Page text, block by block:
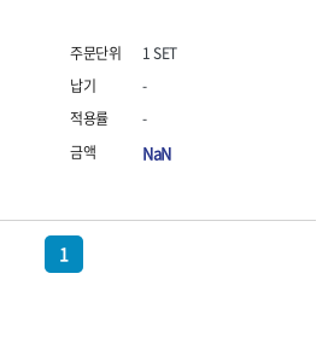
1 SET
-
-
NaN
1